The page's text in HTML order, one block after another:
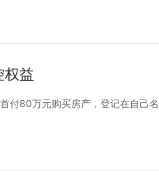
权益
付80万元购买房产，登记在自己名